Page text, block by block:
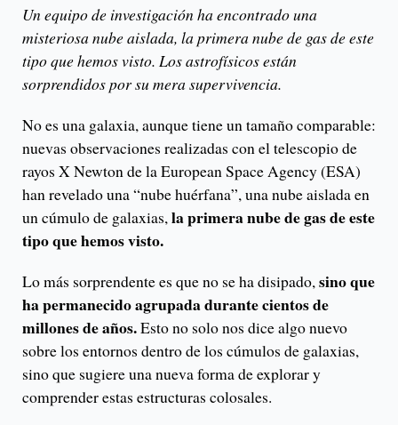
Un equipo de investigación ha encontrado una
misteriosa nube aislada, la primera nube de gas de este
tipo que hemos visto. Los astrofísicos están
sorprendidos por su mera supervivencia.
No es una galaxia, aunque tiene un tamaño comparable:
nuevas observaciones realizadas con el telescopio de
rayos X Newton de la European Space Agency (ESA)
han revelado una “nube huérfana”, una nube aislada en
un cúmulo de galaxias,la primera nube de gas de este
tipo que hemos visto.
Lo más sorprendente es que no se ha disipado,sino que
ha permanecido agrupada durante cientos de
millones de años.Esto no solo nos dice algo nuevo
sobre los entornos dentro de los cúmulos de galaxias,
sino que sugiere una nueva forma de explorar y
comprender estas estructuras colosales.